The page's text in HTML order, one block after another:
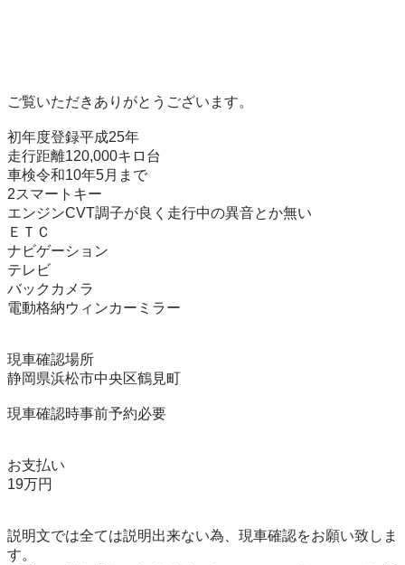
ご覧いただきありがとうございます。
初年度登録平成25年
走行距離120,000キロ台
車検令和10年5月まで
2スマートキー
エンジンCVT調子が良く走行中の異音とか無い
ＥＴＣ
ナビゲーション
テレビ
バックカメラ
電動格納ウィンカーミラー
現車確認場所
静岡県浜松市中央区鶴見町
現車確認時事前予約必要
お支払い
19万円
説明文では全ては説明出来ない為、現車確認をお願い致しま
す。